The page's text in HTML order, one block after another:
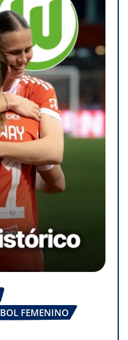
FEMENINO